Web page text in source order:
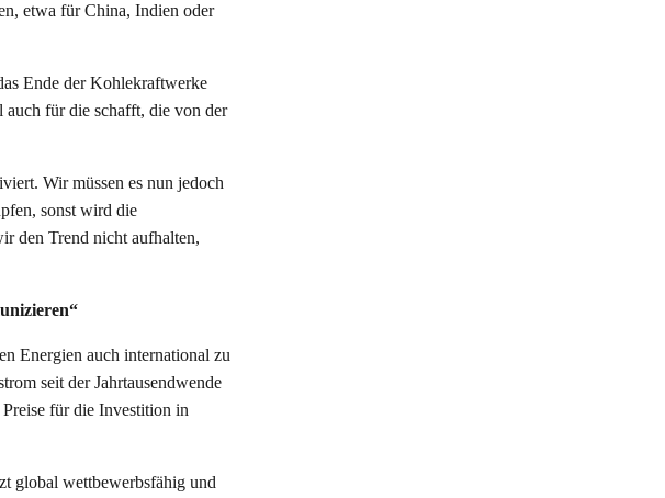
etwa für China, Indien oder
Ende der Kohlekraftwerke
auch für die schafft, die von der
Wir müssen es nun jedoch
sonst wird die
den Trend nicht aufhalten,
Energien auch international zu
seit der Jahrtausendwende
für die Investition in
global wettbewerbsfähig und